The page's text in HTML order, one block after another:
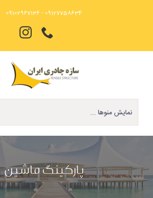
09127758634 - 09102967136
Instagram
نمایش منوها ...
پارکینگ ماشین